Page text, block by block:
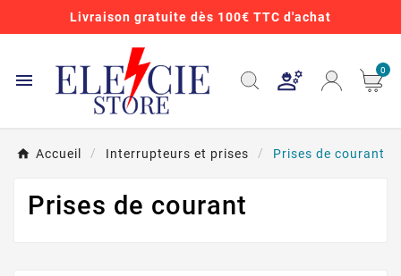
Livraison gratuite dès 100€ TTC d'achat
 0
Accueil Interrupteurs et prises Prises de courant
Prises de courant